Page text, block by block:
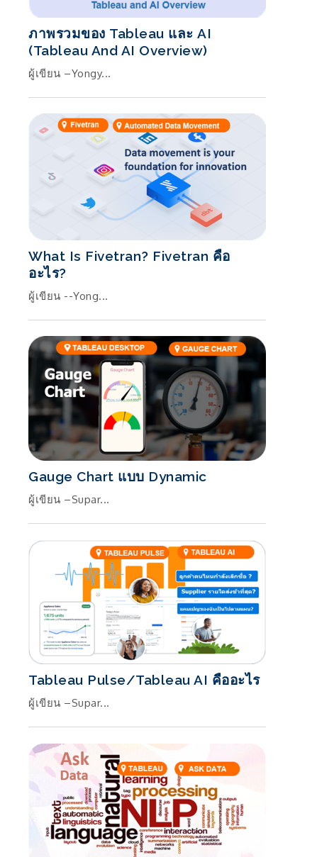
ภาพรวมของ Tableau และ AI
(Tableau And AI Overview)
ผู้เขียน –Yongy...
What Is Fivetran? Fivetran คือ
อะไร?
ผู้เขียน --Yong...
Gauge Chart แบบ Dynamic
ผู้เขียน –Supar...
Tableau Pulse/Tableau AI คืออะไร
ผู้เขียน –Supar...